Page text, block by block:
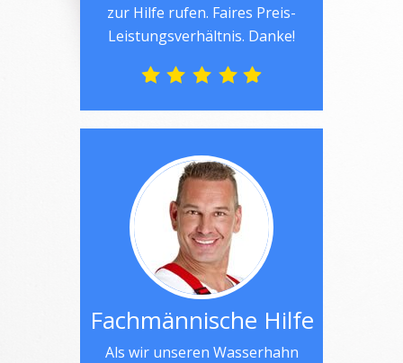
zur Hilfe rufen. Faires Preis-
Leistungsverhältnis. Danke!
Fachmännische Hilfe
Als wir unseren Wasserhahn